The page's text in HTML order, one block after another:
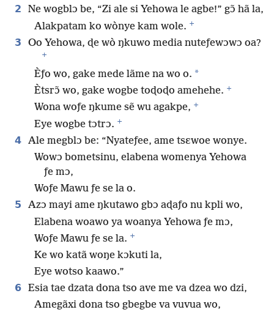
2
Ne wogblɔ be, “Zi ale si Yehowa le agbe!” gɔ̃ hã la,
Alakpatam ko wònye kam wole. +
3 Oo Yehowa, ɖe wò ŋkuwo media nuteƒewɔwɔ oa?
+
Èƒo wo, gake mede lãme na wo o. *
Ètsrɔ̃ wo, gake wogbe toɖoɖo amehehe. +
Wona woƒe ŋkume sẽ wu agakpe, +
Eye wogbe tɔtrɔ. +
4 Ale megblɔ be: “Nyateƒee, ame tsɛwoe wonye.
Wowɔ bometsinu, elabena womenya Yehowa
ƒe mɔ,
Woƒe Mawu ƒe se la o.
5
Azɔ mayi ame ŋkutawo gbɔ aɖaƒo nu kpli wo,
Elabena woawo ya woanya Yehowa ƒe mɔ,
Woƒe Mawu ƒe se la. +
Ke wo katã woŋe kɔkuti la,
Eye wotso kaawo.”
6 Esia tae dzata dona tso ave me va dzea wo dzi,
Amegãxi dona tso gbegbe va vuvua wo,